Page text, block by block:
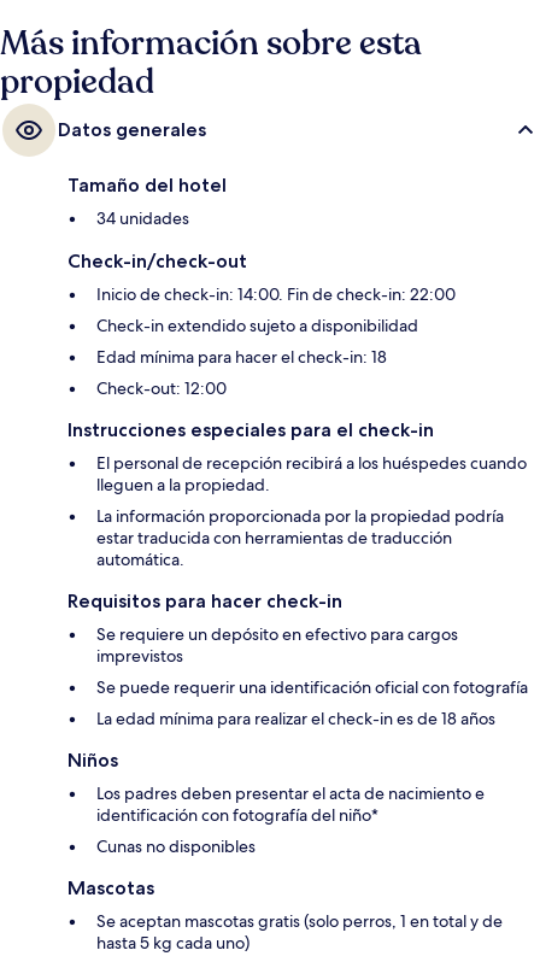
Más información sobre esta
propiedad
Datos generales
Tamaño del hotel
34 unidades
Check-in/check-out
Inicio de check-in: 14:00. Fin de check-in: 22:00
Check-in extendido sujeto a disponibilidad
Edad mínima para hacer el check-in: 18
Check-out: 12:00
Instrucciones especiales para el check-in
El personal de recepción recibirá a los huéspedes cuando
lleguen a la propiedad.
La información proporcionada por la propiedad podría
estar traducida con herramientas de traducción
automática.
Requisitos para hacer check-in
Se requiere un depósito en efectivo para cargos
imprevistos
Se puede requerir una identificación oficial con fotografía
La edad mínima para realizar el check-in es de 18 años
Niños
Los padres deben presentar el acta de nacimiento e
identificación con fotografía del niño*
Cunas no disponibles
Mascotas
Se aceptan mascotas gratis (solo perros, 1 en total y de
hasta 5 kg cada uno)